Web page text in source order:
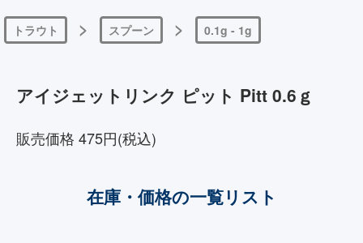
トラウト > スプーン > 0.1g - 1g
アイジェットリンク ピット Pitt 0.6ｇ
販売価格 475円(税込)
在庫・価格の一覧リスト